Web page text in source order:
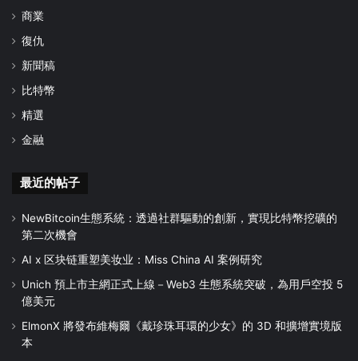
商業
復仇
新聞稿
比特幣
精選
金融
最近的帖子
NewBitcoin生態系統：透過社群驅動的創新，實現比特幣挖礦的
第二次機會
AI x 区块链重塑美妆业：Miss China AI 案例研究
Unich 預上市主網正式上線－Web3 生態系統突破，為用戶空投 5
億美元
ElmonX 將發布維梅爾《戴珍珠耳環的少女》的 3D 和擴增實境版
本